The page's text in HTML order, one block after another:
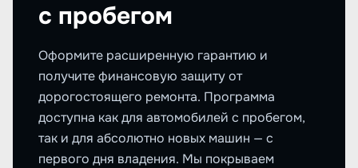
с пробегом
Оформите расширенную гарантию и
получите финансовую защиту от
дорогостоящего ремонта. Программа
доступна как для автомобилей с пробегом,
так и для абсолютно новых машин — с
первого дня владения. Мы покрываем